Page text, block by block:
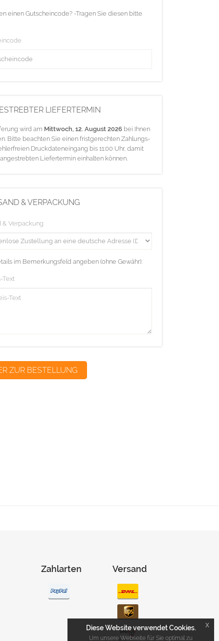
einen Gutscheincode? -Tragen Sie diesen bitte
LIEFERTERMIN
wird am Mittwoch, 12. August 2026bei Ihnen
Bitte beachten Sie einen fristgerechten Zahlungs-
Druckdateneingang bis 11:00 Uhr, damit
Liefertermin einhalten können.
& VERPACKUNG
& Verpackung
im Bemerkungsfeld angeben (ohne Gewähr):
Text
Zahlarten Versand
Diese Website verwendet Cookies.
Um unsere Webseite für Sie optimal zu
x